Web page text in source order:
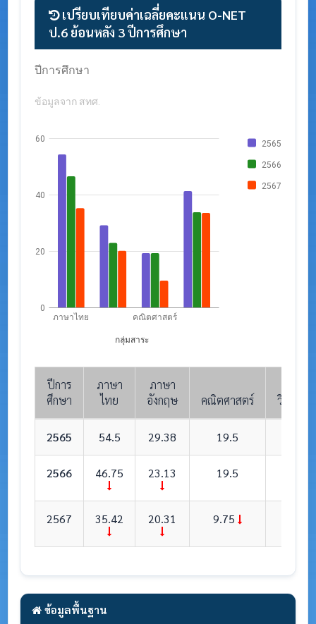
ข้อมูลพื้นฐาน
เปรียบเทียบค่าเฉลี่ยคะแนน O-NET
ป.6 ย้อนหลัง 3 ปีการศึกษา
ปีการศึกษา
ข้อมูลจาก สทศ.
2565
2566
2567
ภาษาไทย คณิตศาสตร์
กลุ่มสาระ
0
20
40
60
ปีการ
ศึกษา
ภาษา
ไทย
ภาษา
อังกฤษ
คณิตศาสตร์ วิทยาศ
2565 54.5 29.38 19.5
2566 46.75 23.13 19.5
2567 35.42 20.31 9.75